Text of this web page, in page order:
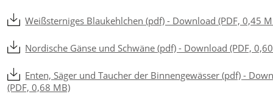
Weißsterniges Blaukehlchen (pdf) - Download (PDF, 0,45
Nordische Gänse und Schwäne (pdf) - Download (PDF,
Enten, Säger und Taucher der Binnengewässer (pdf) -
(PDF, 0,68 MB)